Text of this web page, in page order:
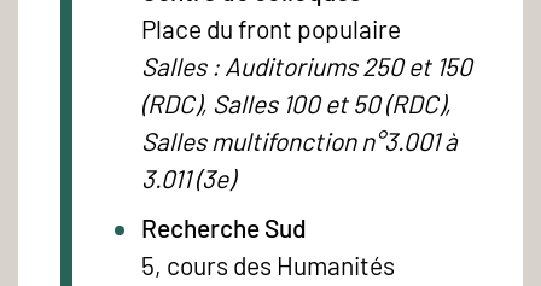
Place du front populaire
Salles : Auditoriums 250 et 150
(RDC), Salles 100 et 50 (RDC),
Salles multifonction n°3.001 à
3.011 (3e)
Recherche Sud
5, cours des Humanités